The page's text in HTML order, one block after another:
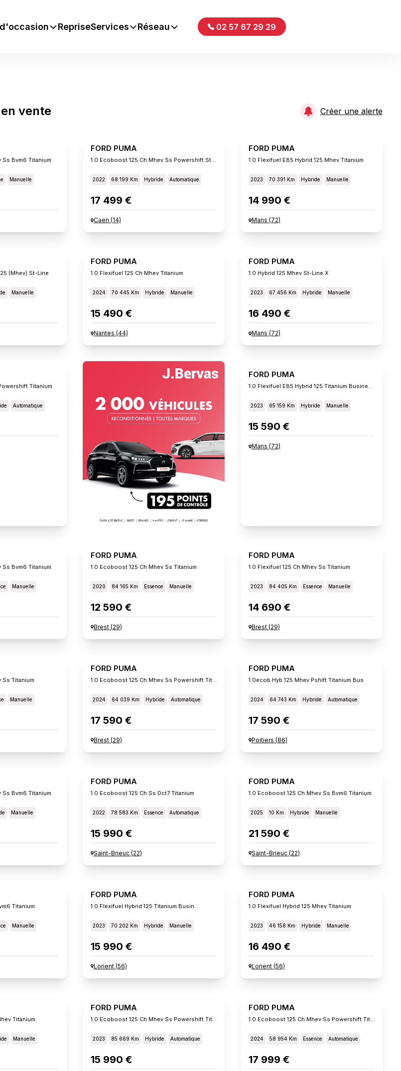
RepriseServices Réseau 02 57 67 29 29
en vente Créer une alerte
Ss Bvm6 Titanium
Manuelle
FORD PUMA
1.0 Ecoboost 125 Ch Mhev Ss Powershift St-Line
2022 68 199 Km Hybride Automatique
17 499 €
Caen (14)
FORD PUMA
1.0 Flexifuel E85 Hybrid 125 Mhev Titanium
2023 70 391 Km Hybride Manuelle
14 990 €
Mans (72)
(mhev) St-Line
Manuelle
FORD PUMA
1.0 Flexifuel 125 Ch Mhev Titanium
2024 70 445 Km Hybride Manuelle
15 490 €
Nantes (44)
FORD PUMA
1.0 Hybrid 125 Mhev St-Line X
2023 67 456 Km Hybride Manuelle
16 490 €
Mans (72)
Titanium
Automatique
FORD PUMA
1.0 Flexifuel E85 Hybrid 125 Titanium Business
2023 65 159 Km Hybride Manuelle
15 590 €
Mans (72)
Ss Bvm6 Titanium
Manuelle
FORD PUMA
1.0 Ecoboost 125 Ch Mhev Ss Titanium
2020 84 165 Km Essence Manuelle
12 590 €
Brest(29)
FORD PUMA
1.0 Flexifuel 125 Ch Mhev Ss Titanium
2023 84 405 Km Essence Manuelle
14 690 €
Brest(29)
Ss Titanium
Manuelle
FORD PUMA
1.0 Ecoboost 125 Ch Mhev Ss Powershift Titanium
2024 64 039 Km Hybride Automatique
17 590 €
Brest(29)
FORD PUMA
1.0ecob Hyb 125 Mhev Pshift Titanium Bus
2024 64 743 Km Hybride Automatique
17 590 €
Poitiers (86)
Ss Bvm6 Titanium
Manuelle
FORD PUMA
1.0 Ecoboost 125 Ch Ss Dct7 Titanium
2022 78 583 Km Essence Automatique
15 990 €
Saint-Brieuc(22)
FORD PUMA
1.0 Ecoboost 125 Ch Mhev Ss Bvm6 Titanium
2025 10 Km Hybride Manuelle
21 590 €
Saint-Brieuc(22)
Titanium
Manuelle
FORD PUMA
1.0 Flexifuel Hybrid 125 Titanium Busin.
2023 70 202 Km Hybride Manuelle
15 990 €
Lorient(56)
FORD PUMA
1.0 Flexifuel Hybrid 125 Mhev Titanium
2023 46 158 Km Hybride Manuelle
16 490 €
Lorient(56)
Titanium
Manuelle
FORD PUMA
1.0 Ecoboost 125 Ch Mhev Ss Powershift Titanium
2023 85 669 Km Hybride Automatique
15 990 €
FORD PUMA
1.0 Ecoboost 125 Ch Mhev Ss Powershift Titanium
2024 58 954 Km Essence Automatique
17 999 €